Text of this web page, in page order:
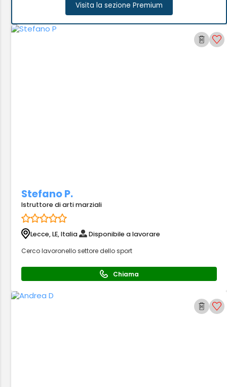
Visita la sezione Premium
Stefano P.
Istruttore di arti marziali
Lecce, LE, Italia
Disponibile a lavorare
Cerco lavoronello settore dello sport
Chiama